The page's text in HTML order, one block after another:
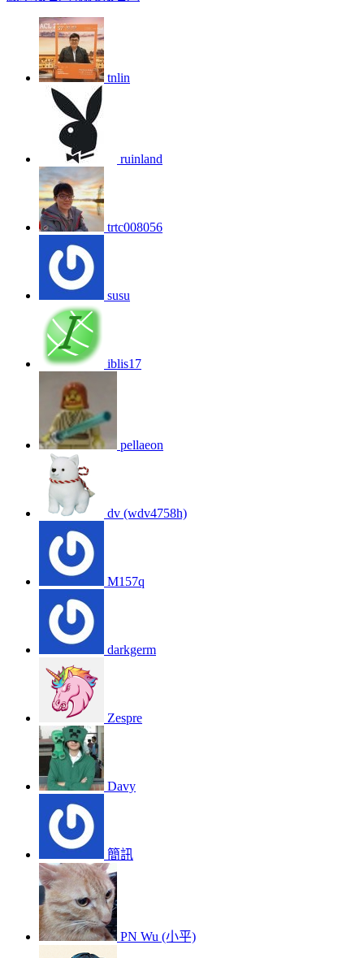
tnlin
ruinland
trtc008056
susu
iblis17
pellaeon
dv (wdv4758h)
M157q
darkgerm
Zespre
Davy
簡訊
PN Wu (小平)